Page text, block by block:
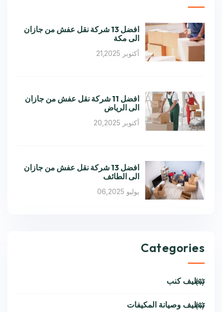
افضل 13 شركة نقل عفش من جازان
الى مكة
أكتوبر 21,2025
افضل 11 شركة نقل عفش من جازان
الى الرياض
أكتوبر 20,2025
افضل 13 شركة نقل عفش من جازان
الى الطائف
يوليو 06,2025
Categories
تنظيف كنب
(1)
تنظيف وصيانة المكيفات
(1)